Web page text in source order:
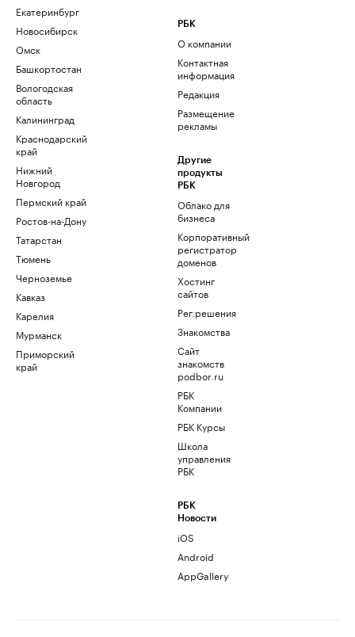
Екатеринбург
Новосибирск
Омск
Башкортостан
Вологодская
область
Калининград
Краснодарский
край
Нижний
Новгород
Пермский край
Ростов-на-Дону
Татарстан
Тюмень
Черноземье
Кавказ
Карелия
Мурманск
Приморский
край
РБК
О компании
Контактная
информация
Редакция
Размещение
рекламы
Другие
продукты
РБК
Облако для
бизнеса
Корпоративный
регистратор
доменов
Хостинг
сайтов
Рег.решения
Знакомства
Сайт
знакомств
podbor.ru
РБК
Компании
РБК Курсы
Школа
управления
РБК
РБК
Новости
iOS
Android
AppGallery